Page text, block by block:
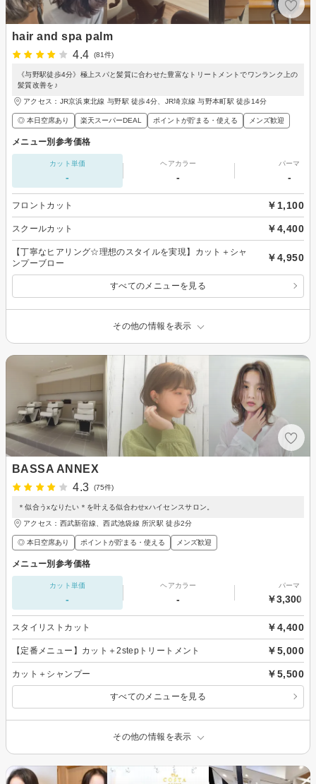
hair and spa palm
4.4
(81件)
《与野駅徒歩4分》極上スパと髪質に合わせた豊富なトリートメントでワンランク上の
髪質改善を♪
アクセス：JR京浜東北線 与野駅 徒歩4分、JR埼京線 与野本町駅 徒歩14分
◎ 本日空席あり 楽天スーパーDEAL ポイントが貯まる・使える メンズ歓迎
メニュー別参考価格
カット単価
-
ヘアカラー
-
パーマ
-
フロントカット ￥1,100
スクールカット ￥4,400
【丁寧なヒアリング☆理想のスタイルを実現】カット＋シャ
ンプーブロー
￥4,950
すべてのメニューを見る
その他の情報を表示
BASSA ANNEX
4.3
(75件)
＊似合うxなりたい＊を叶える似合わせxハイセンスサロン。
アクセス：西武新宿線、西武池袋線 所沢駅 徒歩2分
◎ 本日空席あり ポイントが貯まる・使える メンズ歓迎
メニュー別参考価格
カット単価
-
ヘアカラー
-
パーマ
￥3,300～
スタイリストカット ￥4,400
【定番メニュー】カット＋2stepトリートメント ￥5,000
カット＋シャンプー ￥5,500
すべてのメニューを見る
その他の情報を表示